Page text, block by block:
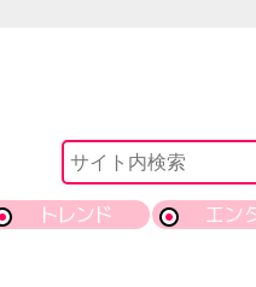
トレンド エン